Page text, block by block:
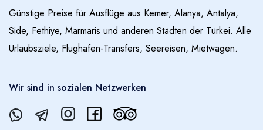
Günstige Preise für Ausflüge aus Kemer, Alanya, Antalya,
Side, Fethiye, Marmaris und anderen Städten der Türkei. Alle
Urlaubsziele, Flughafen-Transfers, Seereisen, Mietwagen.
Wir sind in sozialen Netzwerken